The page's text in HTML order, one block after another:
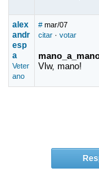
alex
andr
esp
a
Veter
ano
# mar/07
citar· votar
Vlw, mano!